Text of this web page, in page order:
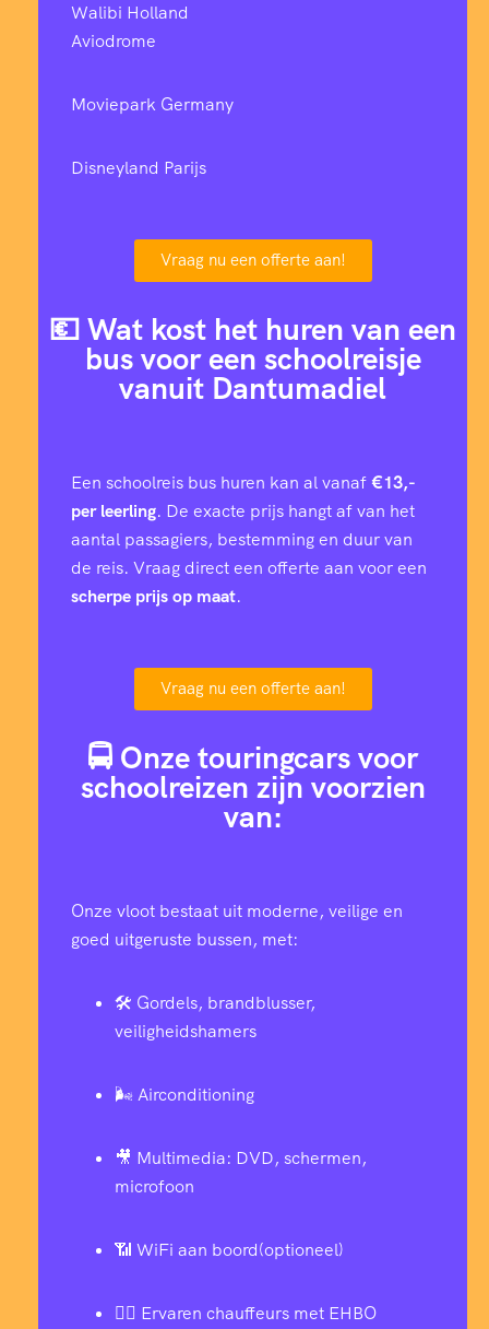
Walibi Holland
Aviodrome
Moviepark Germany
Disneyland Parijs
Vraag nu een offerte aan!
💶 Wat kost het huren van een
bus voor een schoolreisje
vanuit Dantumadiel
Een schoolreis bus huren kan al vanaf€13,-
per leerling. De exacte prijs hangt af van het
aantal passagiers, bestemming en duur van
de reis. Vraag direct een offerte aan voor een
scherpe prijs op maat.
Vraag nu een offerte aan!
🚍 Onze touringcars voor
schoolreizen zijn voorzien
van:
Onze vloot bestaat uit moderne, veilige en
goed uitgeruste bussen, met:
🛠️ Gordels, brandblusser,
veiligheidshamers
🌬️ Airconditioning
🎥 Multimedia: DVD, schermen,
microfoon
📶 WiFi aan boord(optioneel)
👨‍✈️ Ervaren chauffeurs met EHBO